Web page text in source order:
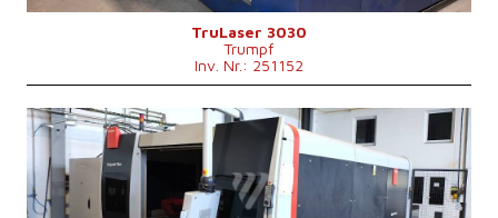
Maschinengewicht
12000 kg
nein
TruLaser 3030
Trumpf
Inv. Nr.: 251152
Baujahr:
2019
Max. Werkstücklänge
3000 mm
Max. Werkstückbreite
1500 mm
Max. Blechdicke
15 mm
Laserleistung
4000 W